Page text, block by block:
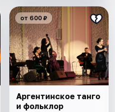
от 600 ₽
Аргентинское танго
и фольклор